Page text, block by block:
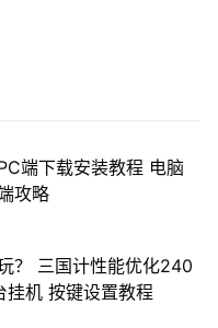
端下载安装教程 电脑
攻略
？ 三国计性能优化240
挂机 按键设置教程